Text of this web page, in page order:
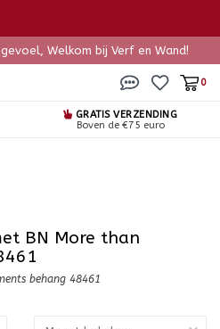
Welkom bij Verf en Wand!
0
GRATIS VERZENDING
Boven de €75 euro
BN More than
behang 48461